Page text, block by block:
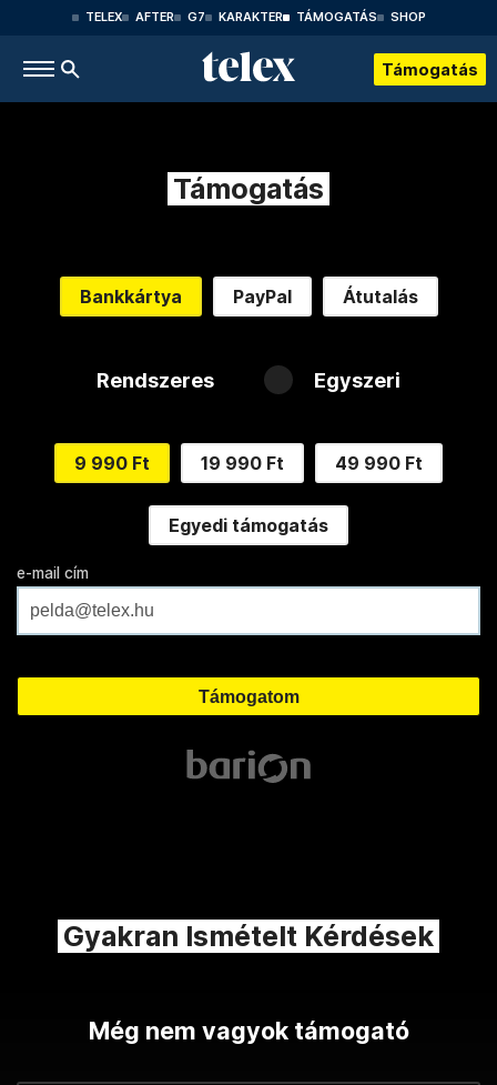
TELEX AFTER G7 KARAKTER TÁMOGATÁS SHOP
Támogatás
Támogatás
Bankkártya PayPal Átutalás
Rendszeres Egyszeri
9 990 Ft 19 990 Ft 49 990 Ft
Egyedi támogatás
e-mail cím
Gyakran Ismételt Kérdések
Még nem vagyok támogató